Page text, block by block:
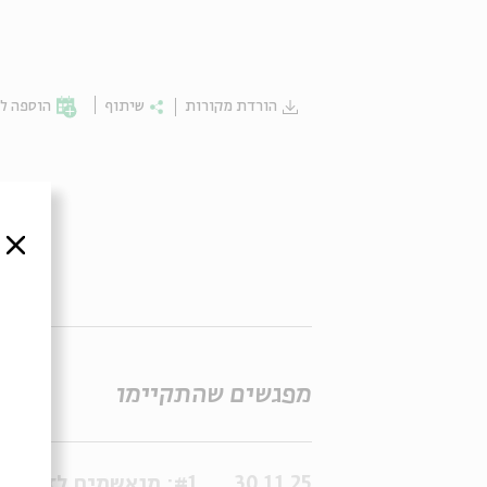
הורדת מקורות שיתוף הוספה
מפגשים שהתקיימו
סגור